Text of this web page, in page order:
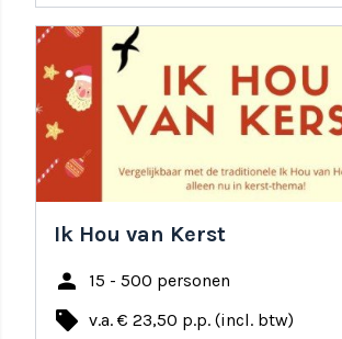
Ik Hou van Kerst
person 15 - 500 personen
local_offer v.a. € 23,50 p.p. (incl. btw)